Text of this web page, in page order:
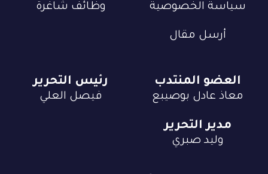
سياسة الخصوصية وظائف شاغرة
أرسل مقال
العضو المنتدب
معاذ عادل بوصيبع
رئيس التحرير
فيصل العلي
مدير التحرير
وليد صبري